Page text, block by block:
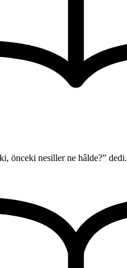
önceki nesiller ne hâlde?” dedi.